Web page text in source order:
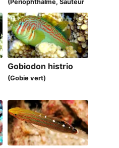
(Périophthalme, Sauteur
de vase Atlantique)
Gobiodon histrio
(Gobie vert)